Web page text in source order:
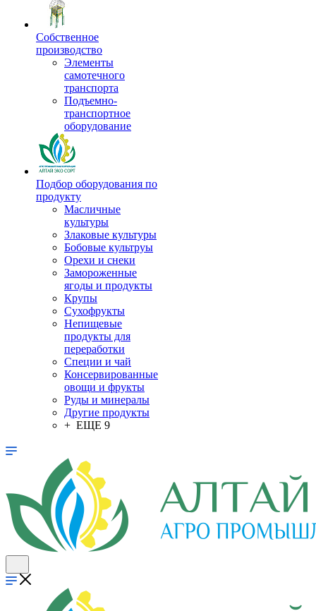
Собственное
производство
Элементы
самотечного
транспорта
Подъемно-
транспортное
оборудование
Подбор оборудования по
продукту
Масличные
культуры
Злаковые культуры
Бобовые культруы
Орехи и снеки
Замороженные
ягоды и продукты
Крупы
Сухофрукты
Непищевые
продукты для
переработки
Специи и чай
Консервированные
овощи и фрукты
Руды и минералы
Другие продукты
+ ЕЩЕ 9